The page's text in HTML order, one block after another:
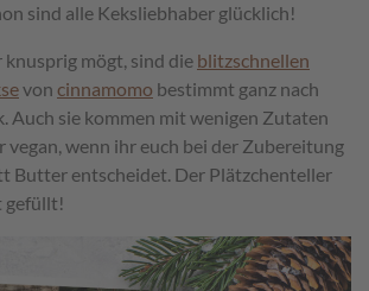
sind alle Keksliebhaber glücklich!
mögt, sind die blitzschnellen
von cinnamomo bestimmt ganz nach
Auch sie kommen mit wenigen Zutaten
vegan, wenn ihr euch bei der Zubereitung
Butter entscheidet. Der Plätzchenteller
gefüllt!